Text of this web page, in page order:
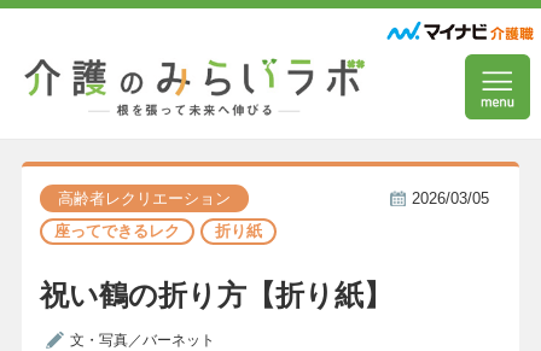
高齢者レクリエーション
座ってできるレク
折り紙
2026/03/05
祝い鶴の折り方【折り紙】
文・写真／バーネット